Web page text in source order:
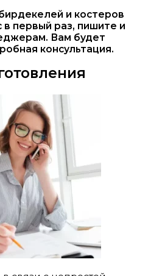
и костеров
в первый раз, пишите и
Вам будет
консультация.